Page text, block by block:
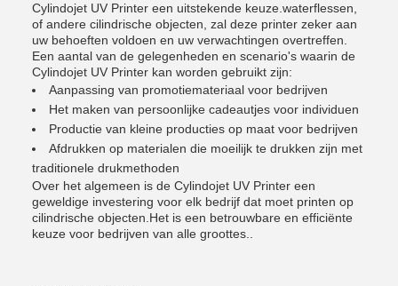
Cylindojet UV Printer een uitstekende keuze.waterflessen,
of andere cilindrische objecten, zal deze printer zeker aan
uw behoeften voldoen en uw verwachtingen overtreffen.
Een aantal van de gelegenheden en scenario's waarin de
Cylindojet UV Printer kan worden gebruikt zijn:
Aanpassing van promotiemateriaal voor bedrijven
Het maken van persoonlijke cadeautjes voor individuen
Productie van kleine producties op maat voor bedrijven
Afdrukken op materialen die moeilijk te drukken zijn met
traditionele drukmethoden
Over het algemeen is de Cylindojet UV Printer een
geweldige investering voor elk bedrijf dat moet printen op
cilindrische objecten.Het is een betrouwbare en efficiënte
keuze voor bedrijven van alle groottes..